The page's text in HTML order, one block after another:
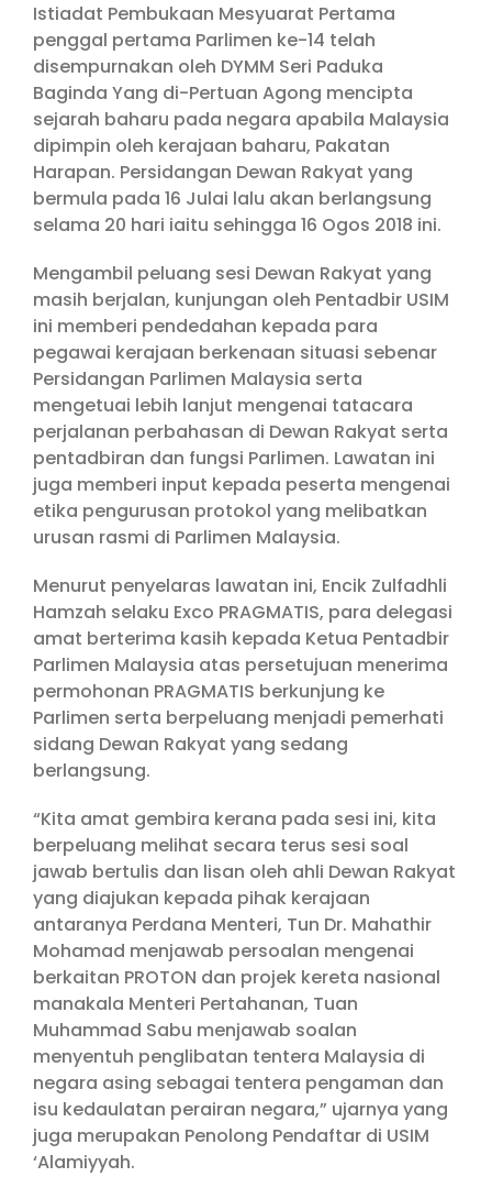
Istiadat Pembukaan Mesyuarat Pertama
penggal pertama Parlimen ke-14 telah
disempurnakan oleh DYMM Seri Paduka
Baginda Yang di-Pertuan Agong mencipta
sejarah baharu pada negara apabila Malaysia
dipimpin oleh kerajaan baharu, Pakatan
Harapan. Persidangan Dewan Rakyat yang
bermula pada 16 Julai lalu akan berlangsung
selama 20 hari iaitu sehingga 16 Ogos 2018 ini.
Mengambil peluang sesi Dewan Rakyat yang
masih berjalan, kunjungan oleh Pentadbir USIM
ini memberi pendedahan kepada para
pegawai kerajaan berkenaan situasi sebenar
Persidangan Parlimen Malaysia serta
mengetuai lebih lanjut mengenai tatacara
perjalanan perbahasan di Dewan Rakyat serta
pentadbiran dan fungsi Parlimen. Lawatan ini
juga memberi input kepada peserta mengenai
etika pengurusan protokol yang melibatkan
urusan rasmi di Parlimen Malaysia.
Menurut penyelaras lawatan ini, Encik Zulfadhli
Hamzah selaku Exco PRAGMATIS, para delegasi
amat berterima kasih kepada Ketua Pentadbir
Parlimen Malaysia atas persetujuan menerima
permohonan PRAGMATIS berkunjung ke
Parlimen serta berpeluang menjadi pemerhati
sidang Dewan Rakyat yang sedang
berlangsung.
“Kita amat gembira kerana pada sesi ini, kita
berpeluang melihat secara terus sesi soal
jawab bertulis dan lisan oleh ahli Dewan Rakyat
yang diajukan kepada pihak kerajaan
antaranya Perdana Menteri, Tun Dr. Mahathir
Mohamad menjawab persoalan mengenai
berkaitan PROTON dan projek kereta nasional
manakala Menteri Pertahanan, Tuan
Muhammad Sabu menjawab soalan
menyentuh penglibatan tentera Malaysia di
negara asing sebagai tentera pengaman dan
isu kedaulatan perairan negara,” ujarnya yang
juga merupakan Penolong Pendaftar di USIM
‘Alamiyyah.